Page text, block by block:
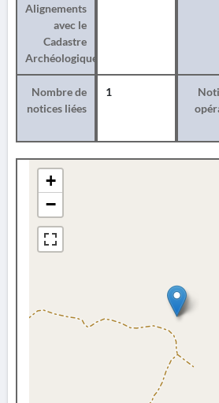
Alignements
avec le
Cadastre
Archéologique
Nombre de
notices liées
1
+
−